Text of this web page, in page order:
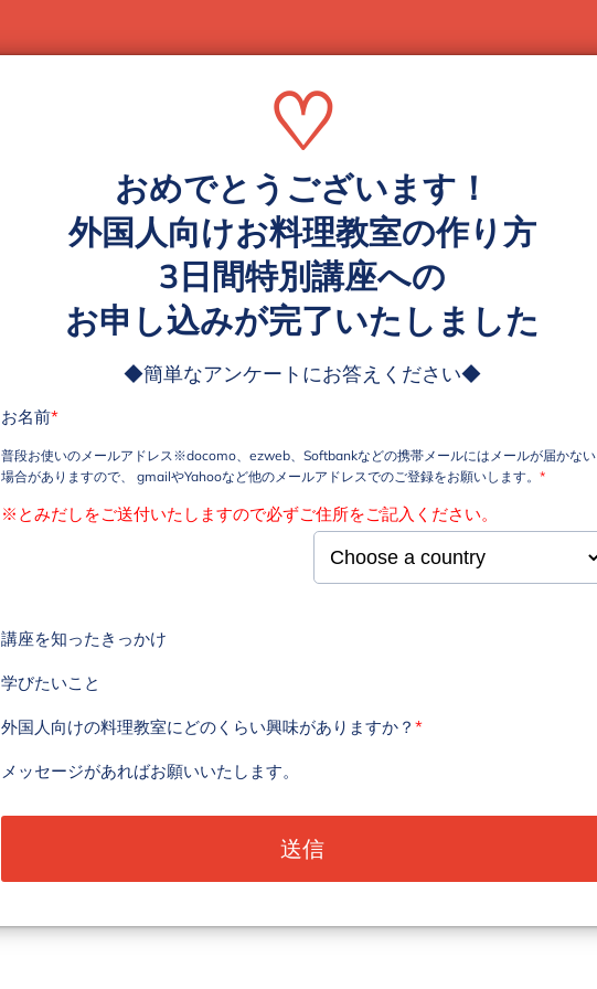
♡
おめでとうございます！
外国人向けお料理教室の作り方
3日間特別講座への
お申し込みが完了いたしました
◆簡単なアンケートにお答えください◆
お名前*
普段お使いのメールアドレス※docomo、ezweb、Softbankなどの携帯メールにはメールが届かない
場合がありますので、 gmailやYahooなど他のメールアドレスでのご登録をお願いします。 *
※とみだしをご送付いたしますので必ずご住所をご記入ください。
講座を知ったきっかけ
学びたいこと
外国人向けの料理教室にどのくらい興味がありますか？ *
メッセージがあればお願いいたします。
送信